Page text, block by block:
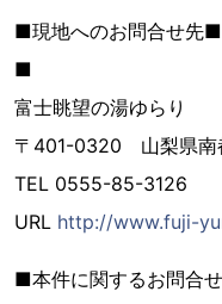
■現地へのお問合
■
富士眺望の湯ゆらり
〒401-0320 山梨県
TEL 0555-85-3126
URL http://www.fuji-
■本件に関するお